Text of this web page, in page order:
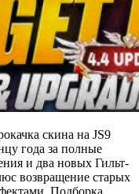
скина на JS9
года за полные
и два новых Гильт-
возвращение старых